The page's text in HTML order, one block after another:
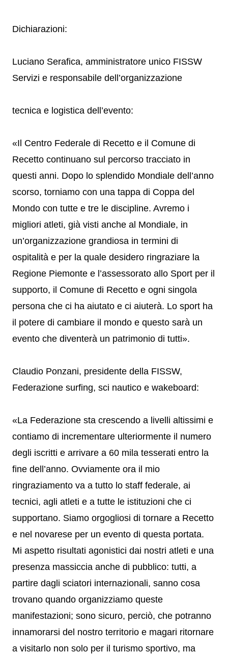
Dichiarazioni:
Luciano Serafica, amministratore unico FISSW
Servizi e responsabile dell’organizzazione
tecnica e logistica dell’evento:
«Il Centro Federale di Recetto e il Comune di
Recetto continuano sul percorso tracciato in
questi anni. Dopo lo splendido Mondiale dell’anno
scorso, torniamo con una tappa di Coppa del
Mondo con tutte e tre le discipline. Avremo i
migliori atleti, già visti anche al Mondiale, in
un’organizzazione grandiosa in termini di
ospitalità e per la quale desidero ringraziare la
Regione Piemonte e l’assessorato allo Sport per il
supporto, il Comune di Recetto e ogni singola
persona che ci ha aiutato e ci aiuterà. Lo sport ha
il potere di cambiare il mondo e questo sarà un
evento che diventerà un patrimonio di tutti».
Claudio Ponzani, presidente della FISSW,
Federazione surfing, sci nautico e wakeboard:
«La Federazione sta crescendo a livelli altissimi e
contiamo di incrementare ulteriormente il numero
degli iscritti e arrivare a 60 mila tesserati entro la
fine dell’anno. Ovviamente ora il mio
ringraziamento va a tutto lo staff federale, ai
tecnici, agli atleti e a tutte le istituzioni che ci
supportano. Siamo orgogliosi di tornare a Recetto
e nel novarese per un evento di questa portata.
Mi aspetto risultati agonistici dai nostri atleti e una
presenza massiccia anche di pubblico: tutti, a
partire dagli sciatori internazionali, sanno cosa
trovano quando organizziamo queste
manifestazioni; sono sicuro, perciò, che potranno
innamorarsi del nostro territorio e magari ritornare
a visitarlo non solo per il turismo sportivo, ma